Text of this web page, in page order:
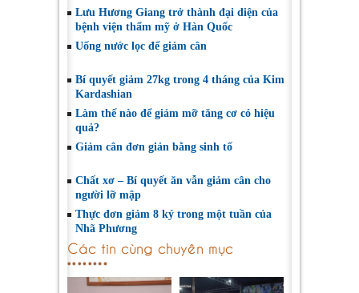
Lưu Hương Giang trở thành đại diện của
bệnh viện thẩm mỹ ở Hàn Quốc
Uống nước lọc để giảm cân
Bí quyết giảm 27kg trong 4 tháng của Kim
Kardashian
Làm thế nào để giảm mỡ tăng cơ có hiệu
quả?
Giảm cân đơn giản bằng sinh tố
Chất xơ – Bí quyết ăn vẫn giảm cân cho
người lỡ mập
Thực đơn giảm 8 ký trong một tuần của
Nhã Phương
Các tin cùng chuyên mục